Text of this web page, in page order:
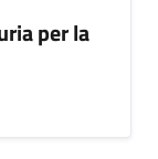
per la